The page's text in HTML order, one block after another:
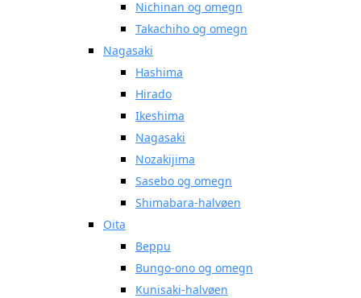
Nichinan og omegn
Takachiho og omegn
Nagasaki
Hashima
Hirado
Ikeshima
Nagasaki
Nozakijima
Sasebo og omegn
Shimabara-halvøen
Oita
Beppu
Bungo-ono og omegn
Kunisaki-halvøen